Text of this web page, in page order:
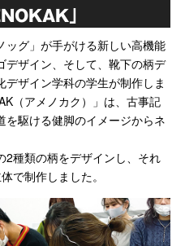
」
ッグ」が手がける新しい高機能
デザイン、そして、靴下の柄デ
ザイン学科の学生が制作しま
（アメノカク）」は、古事記
を駆ける健脚のイメージからネ
2種類の柄をデザインし、それ
で制作しました。